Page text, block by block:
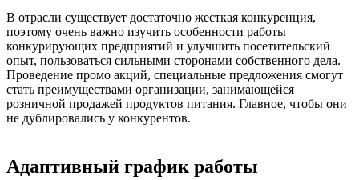
В отрасли существует достаточно жесткая конкуренция,
поэтому очень важно изучить особенности работы
конкурирующих предприятий и улучшить посетительский
опыт, пользоваться сильными сторонами собственного дела.
Проведение промо акций, специальные предложения смогут
стать преимуществами организации, занимающейся
розничной продажей продуктов питания. Главное, чтобы они
не дублировались у конкурентов.
Адаптивный график работы